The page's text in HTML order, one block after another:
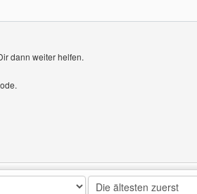
dann weiter helfen.